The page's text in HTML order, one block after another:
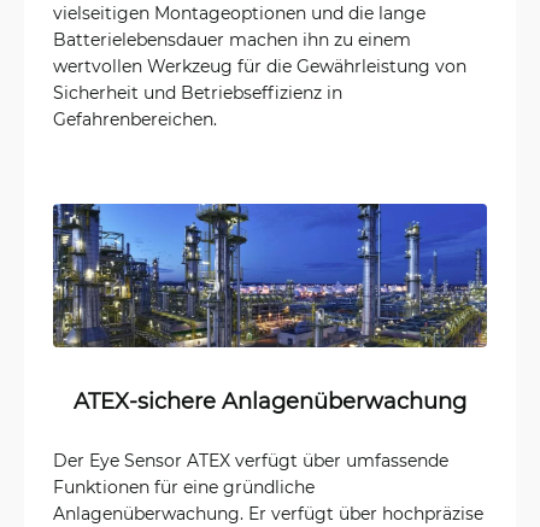
vielseitigen Montageoptionen und die lange
Batterielebensdauer machen ihn zu einem
wertvollen Werkzeug für die Gewährleistung von
Sicherheit und Betriebseffizienz in
Gefahrenbereichen.
ATEX-sichere Anlagenüberwachung
Der Eye Sensor ATEX verfügt über umfassende
Funktionen für eine gründliche
Anlagenüberwachung. Er verfügt über hochpräzise